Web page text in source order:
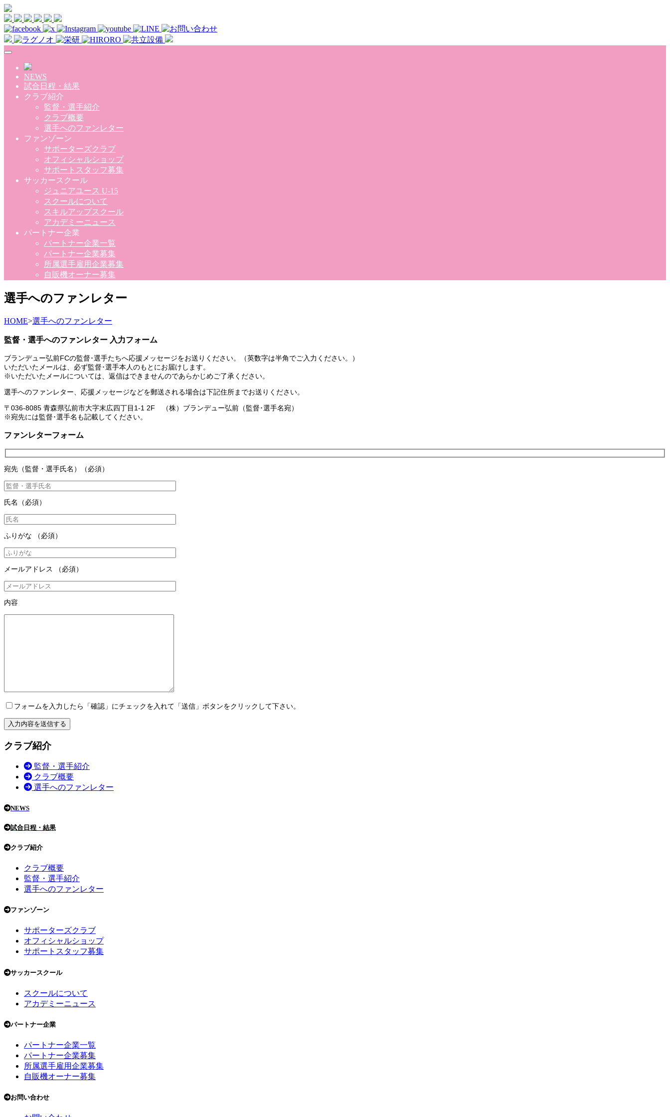
Skip to main content
NEWS
試合日程・結果
クラブ紹介
監督・選手紹介
クラブ概要
選手へのファンレター
ファンゾーン
サポーターズクラブ
オフィシャルショップ
サポートスタッフ募集
サッカースクール
ジュニアユース U-15
スクールについて
スキルアップスクール
アカデミーニュース
パートナー企業
パートナー企業一覧
パートナー企業募集
所属選手雇用企業募集
自販機オーナー募集
選手へのファンレター
HOME>選手へのファンレター
監督・選手へのファンレター 入力フォーム
ブランデュー弘前FCの監督･選手たちへ応援メッセージをお送りください。（英数字は半角でご入力ください。）
いただいたメールは、必ず監督･選手本人のもとにお届けします。
※いただいたメールについては、返信はできませんのであらかじめご了承ください。
選手へのファンレター、応援メッセージなどを郵送される場合は下記住所までお送りください。
〒036-8085 青森県弘前市大字末広四丁目1-1 2F （株）ブランデュー弘前（監督･選手名宛）
※宛先には監督･選手名も記載してください。
ファンレターフォーム
宛先（監督・選手氏名） （必須）
氏名 （必須）
ふりがな （必須）
メールアドレス （必須）
内容
フォームを入力したら「確認」にチェックを入れて「送信」ボタンをクリックして下さい。
クラブ紹介
監督・選手紹介
クラブ概要
選手へのファンレター
NEWS
試合日程・結果
クラブ紹介
クラブ概要
監督・選手紹介
選手へのファンレター
ファンゾーン
サポーターズクラブ
オフィシャルショップ
サポートスタッフ募集
サッカースクール
スクールについて
アカデミーニュース
パートナー企業
パートナー企業一覧
パートナー企業募集
所属選手雇用企業募集
自販機オーナー募集
お問い合わせ